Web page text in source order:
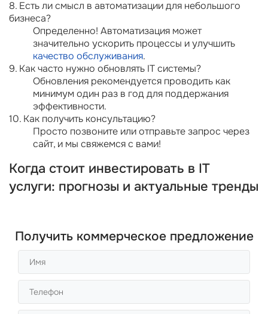
8. Есть ли смысл в автоматизации для небольшого
бизнеса?
Определенно! Автоматизация может
значительно ускорить процессы и улучшить
качество обслуживания.
9. Как часто нужно обновлять IT системы?
Обновления рекомендуется проводить как
минимум один раз в год для поддержания
эффективности.
10. Как получить консультацию?
Просто позвоните или отправьте запрос через
сайт, и мы свяжемся с вами!
Когда стоит инвестировать в IT
услуги: прогнозы и актуальные тренды
Получить коммерческое предложение